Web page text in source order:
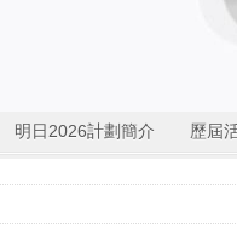
明日2026計劃簡介 歷屆